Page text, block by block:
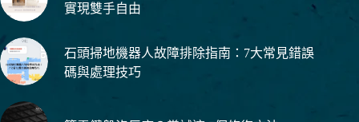
實現雙手自由
石頭掃地機器人故障排除指南：7大常見錯誤
碼與處理技巧